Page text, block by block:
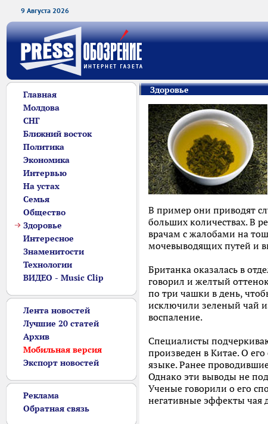
9 Августа 2026
Главная
Молдова
СНГ
Ближний восток
Политика
Экономика
Интервью
На устах
Семья
Общество
Здоровье
Интересное
Знаменитости
Технологии
ВИДЕО - Music Clip
Лента новостей
Лучшие 20 статей
Архив
Мобильная версия
Экспорт новостей
Реклама
Обратная связь
Здоровье
В пример они приводят
больших количествах. В
врачам с жалобами на
мочевыводящих путей и
Британка оказалась в
говорил и желтый
по три чашки в день,
исключили зеленый чай
воспаление.
Специалисты
произведен в Китае. О
языке. Ранее
Однако эти выводы не
Ученые говорили о его
негативные эффекты чая